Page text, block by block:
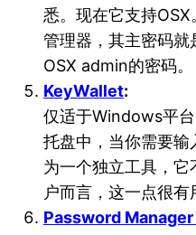
悉。现在它支持
管理器，其主密码就
OSX admin的密码。
KeyWallet:
仅适于Windows平
托盘中，当你需要
为一个独立工具，
户而言，这一点很有
Password